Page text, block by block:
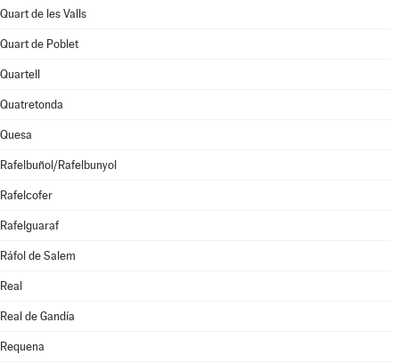
Quart de les Valls
Quart de Poblet
Quartell
Quatretonda
Quesa
Rafelbuñol/Rafelbunyol
Rafelcofer
Rafelguaraf
Ráfol de Salem
Real
Real de Gandía
Requena